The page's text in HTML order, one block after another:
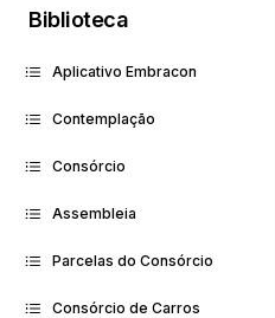
Biblioteca
Aplicativo Embracon
Contemplação
Consórcio
Assembleia
Parcelas do Consórcio
Consórcio de Carros